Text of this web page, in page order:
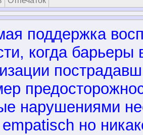
поддержка
когда
нарушениями
но